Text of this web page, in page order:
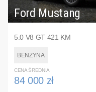
Ford Mustang
5.0 V8 GT 421 KM
BENZYNA
CENA ŚREDNIA
84 000 zł